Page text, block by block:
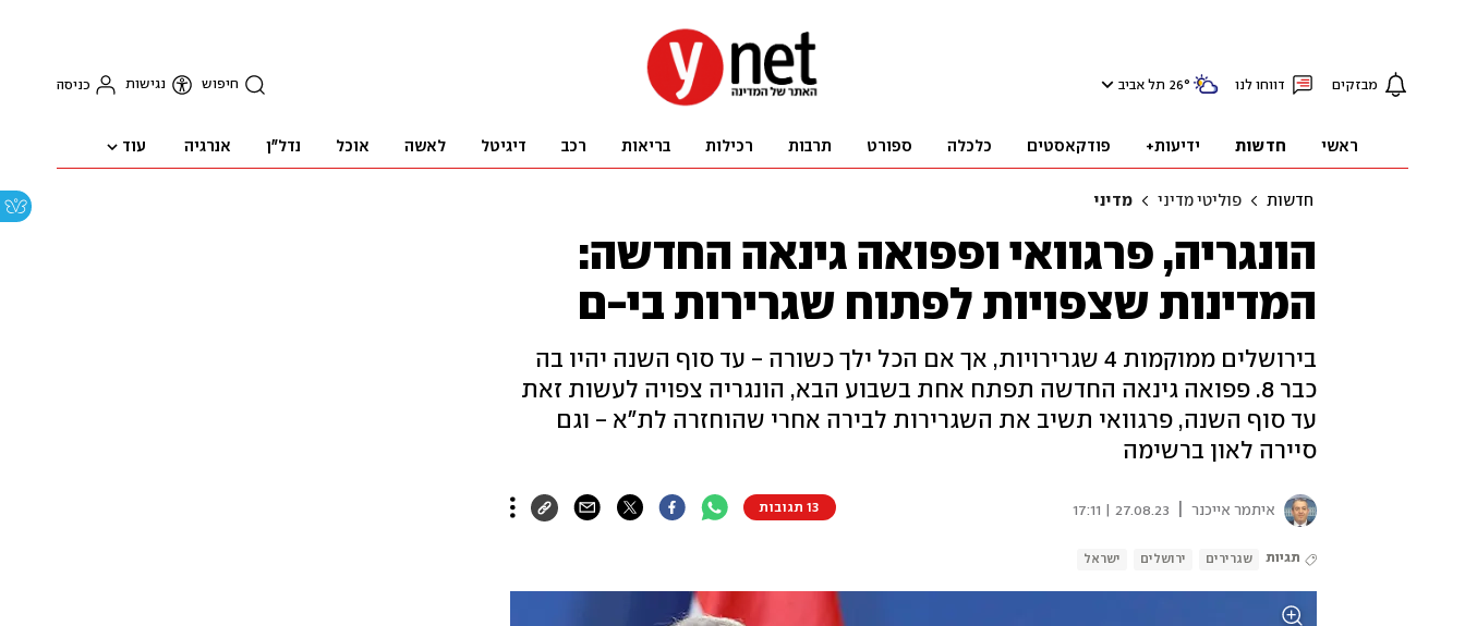
מבזקים דווחו לנו 26° תל אביב חיפוש נגישות כניסה
ראשי חדשות ידיעות+ פודקאסטים כלכלה ספורט תרבות רכילות בריאות רכב דיגיטל לאשה אוכל נדל"ן אנרגיה עוד
חדשות פוליטי מדיני מדיני
הונגריה, פרגוואי ופפואה גינאה החדשה:
המדינות שצפויות לפתוח שגרירות בי-ם
בירושלים ממוקמות 4 שגרירויות, אך אם הכל ילך כשורה - עד סוף השנה יהיו בה
כבר 8. פפואה גינאה החדשה תפתח אחת בשבוע הבא, הונגריה צפויה לעשות זאת
עד סוף השנה, פרגוואי תשיב את השגרירות לבירה אחרי שהוחזרה לת"א - וגם
סיירה לאון ברשימה
איתמר אייכנר 27.08.23 | 17:11 13 תגובות
תגיות שגרירים ירושלים ישראל